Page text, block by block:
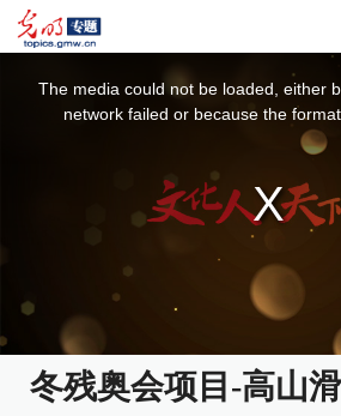
The media could not be loaded, either
network failed or because the
冬残奥会项目-高山